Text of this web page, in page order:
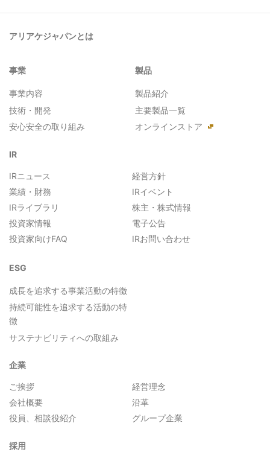
アリアケジャパンとは
事業
事業内容
技術・開発
安心安全の取り組み
製品
製品紹介
主要製品一覧
オンラインストア
IR
IRニュース
経営方針
業績・財務
IRイベント
IRライブラリ
株主・株式情報
投資家情報
電子公告
投資家向けFAQ
IRお問い合わせ
ESG
成長を追求する事業活動の特徴
持続可能性を追求する活動の特
徴
サステナビリティへの取組み
企業
ご挨拶
経営理念
会社概要
沿革
役員、相談役紹介
グループ企業
採用